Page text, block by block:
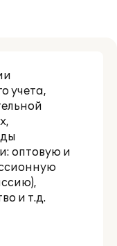
учета,
оптовую и
и т.д.